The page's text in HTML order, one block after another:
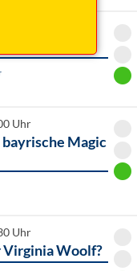
Uhr
i scho!"
Uhr
bayrische Magic
Uhr
Woolf?